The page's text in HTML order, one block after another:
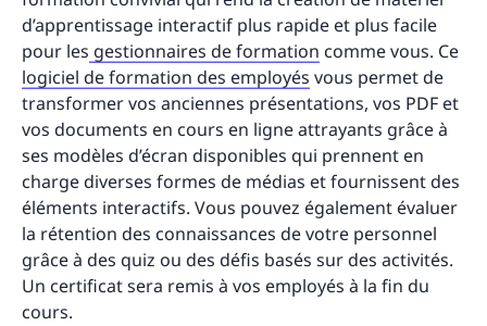
d’apprentissage interactif plus rapide et plus facile
pour les gestionnaires de formation comme vous. Ce
logiciel de formation des employés vous permet de
transformer vos anciennes présentations, vos PDF et
vos documents en cours en ligne attrayants grâce à
ses modèles d’écran disponibles qui prennent en
charge diverses formes de médias et fournissent des
éléments interactifs. Vous pouvez également évaluer
la rétention des connaissances de votre personnel
grâce à des quiz ou des défis basés sur des activités.
Un certificat sera remis à vos employés à la fin du
cours.